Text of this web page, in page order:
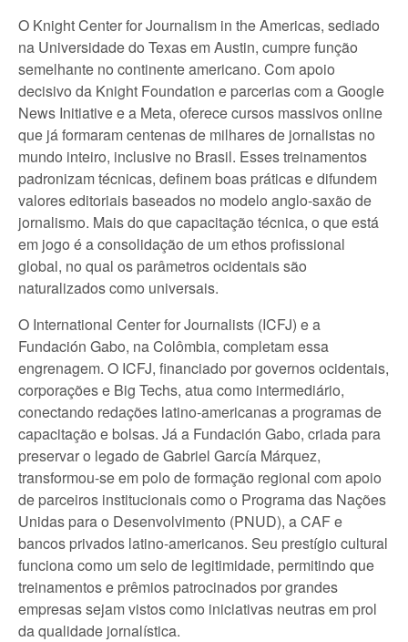
O Knight Center for Journalism in the Americas, sediado
na Universidade do Texas em Austin, cumpre função
semelhante no continente americano. Com apoio
decisivo da Knight Foundation e parcerias com a Google
News Initiative e a Meta, oferece cursos massivos online
que já formaram centenas de milhares de jornalistas no
mundo inteiro, inclusive no Brasil. Esses treinamentos
padronizam técnicas, definem boas práticas e difundem
valores editoriais baseados no modelo anglo-saxão de
jornalismo. Mais do que capacitação técnica, o que está
em jogo é a consolidação de um ethos profissional
global, no qual os parâmetros ocidentais são
naturalizados como universais.
O International Center for Journalists (ICFJ) e a
Fundación Gabo, na Colômbia, completam essa
engrenagem. O ICFJ, financiado por governos ocidentais,
corporações e Big Techs, atua como intermediário,
conectando redações latino-americanas a programas de
capacitação e bolsas. Já a Fundación Gabo, criada para
preservar o legado de Gabriel García Márquez,
transformou-se em polo de formação regional com apoio
de parceiros institucionais como o Programa das Nações
Unidas para o Desenvolvimento (PNUD), a CAF e
bancos privados latino-americanos. Seu prestígio cultural
funciona como um selo de legitimidade, permitindo que
treinamentos e prêmios patrocinados por grandes
empresas sejam vistos como iniciativas neutras em prol
da qualidade jornalística.